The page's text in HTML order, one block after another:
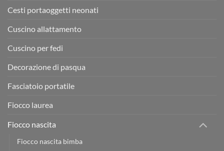
Cesti portaoggetti neonati
Cuscino allattamento
Cuscino per fedi
Decorazione di pasqua
Fasciatoio portatile
Fiocco laurea
Fiocco nascita
Fiocco nascita bimba